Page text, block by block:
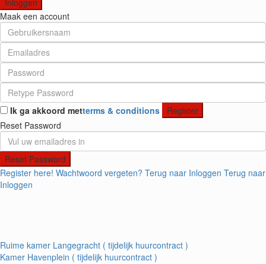
Inloggen
Maak een account
Ik ga akkoord metterms & conditions
Register
Reset Password
Reset Password
Register here! Wachtwoord vergeten? Terug naar Inloggen Terug naar
Inloggen
Ruime kamer Langegracht ( tijdelijk huurcontract )
Kamer Havenplein ( tijdelijk huurcontract )